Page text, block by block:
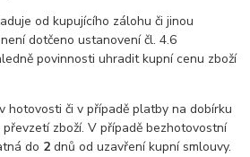
od kupujícího zálohu či jinou
dotčeno ustanovení čl. 4.6
povinnosti uhradit kupní cenu zboží
či v případě platby na dobírku
zboží. V případě bezhotovostní
do 2 dnů od uzavření kupní smlouvy.